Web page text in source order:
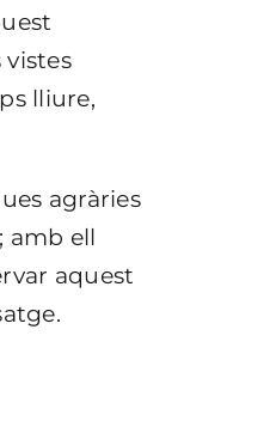
lliure,
agràries
amb ell
aquest